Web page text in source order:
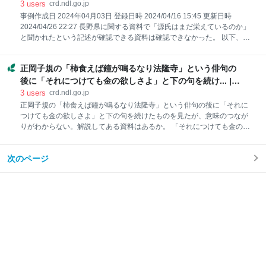
ISBN 9784904837641 木村義志
レファレンス協同データベース
3 users crd.ndl.go.jp
事例作成日 2024年04月03日 登録日時 2024/04/16 15:45 更新日時
2024/04/26 22:27 長野県に関する資料で「源氏はまだ栄えているのか」
と聞かれたという記述が確認できる資料は確認できなかった。 以下、関
ジタルコレクション」で「源氏はまだ栄え」のキーワードで検索したと
ころ、次の資料が確認できた[最終確認日 2024.04.16]。 ・『秘湯の旅 :
野趣とスリルのはだか天国 (サラリーマン・ブックス)』伊能孝著 読売新
聞社 1963【国立国会図書館デジタルコレクション／図書館・個人送信
限定】[最終確認日 2024.04.16] p.45に平家の落人部落に関する余談があ
り、この中に 昭和の初期に「源氏はまだ栄えているのか」と
正岡子規の「柿食えば鐘が鳴るなり法隆寺」という俳句の
後に「それにつけても金の欲しさよ」と下の句を続け... |
レファレンス協同データベース
3 users crd.ndl.go.jp
正岡子規の「柿食えば鐘が鳴るなり法隆寺」という俳句の後に「それに
つけても金の欲しさよ」と下の句を続けたものを見たが、意味のつなが
りがわからない。解説してある資料はあるか。 「それにつけても金の欲
半の句との関連はない。 古い記録では、藤原行定著『雑々拾遺 二』
次のページ